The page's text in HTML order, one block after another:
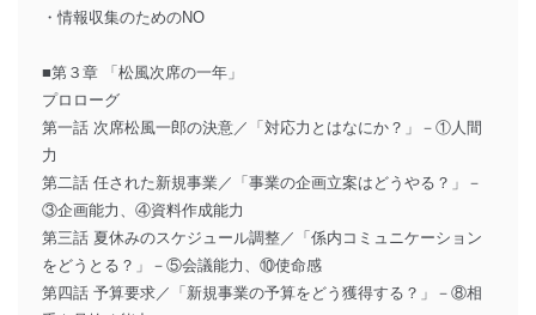
・情報収集のためのNO
■第３章 「松風次席の一年」
プロローグ
第一話 次席松風一郎の決意／「対応力とはなにか？」－①人間
力
第二話 任された新規事業／「事業の企画立案はどうやる？」－
③企画能力、④資料作成能力
第三話 夏休みのスケジュール調整／「係内コミュニケーション
をどうとる？」－⑤会議能力、⑩使命感
第四話 予算要求／「新規事業の予算をどう獲得する？」－⑧相